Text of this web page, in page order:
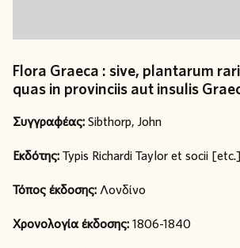
Flora Graeca : sive, plantarum
quas in provinciis aut insulis
Συγγραφέας:Sibthorp, John
Εκδότης:Typis Richardi Taylor et socii [etc.]
Τόπος έκδοσης:Λονδίνο
Χρονολογία έκδοσης:1806-1840